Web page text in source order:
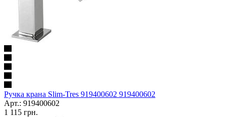
Ручка крана Slim-Tres 919400602 919400602
Арт.: 919400602
1 115 грн.